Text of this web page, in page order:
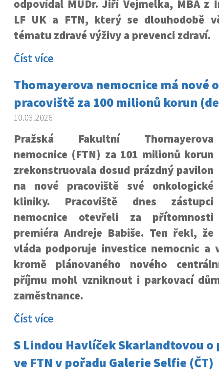
odpovídal MUDr. Jiří Vejmelka, MBA z
LF UK a FTN, který se dlouhodobě
tématu zdravé výživy a prevenci zdraví.
Číst více
Thomayerova nemocnice má nové
pracoviště za 100 milionů korun
10.03.2026
Pražská Fakultní Thomayerova
nemocnice (FTN) za 101 milionů korun
zrekonstruovala dosud prázdný pavilon
na nové pracoviště své onkologické
kliniky. Pracoviště dnes zástupci
nemocnice otevřeli za přítomnosti
premiéra Andreje Babiše. Ten řekl, že
vláda podporuje investice nemocnic a
kromě plánovaného nového
příjmu mohl vzniknout i parkovací
zaměstnance.
Číst více
S Lindou Havlíček Skarlandtovou
ve FTN v pořadu Galerie Selfie (ČT)